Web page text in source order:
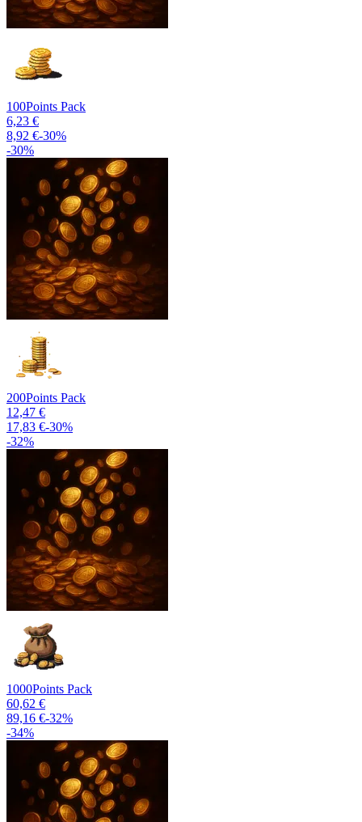
100Points Pack
6,23 €
8,92 €-30%
-30%
200Points Pack
12,47 €
17,83 €-30%
-32%
1000Points Pack
60,62 €
89,16 €-32%
-34%